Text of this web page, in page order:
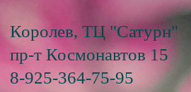
Королев, ТЦ "Сатурн"
пр-т Космонавтов 15
8-925-364-75-95